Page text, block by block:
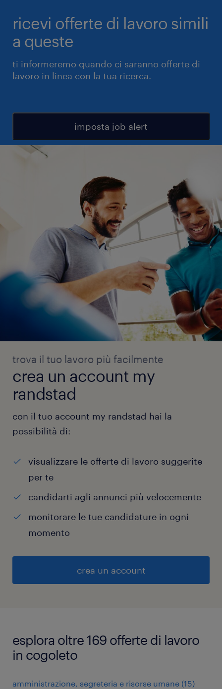
ricevi offerte di lavoro simili
a queste
ti informeremo quando ci saranno offerte di
lavoro in linea con la tua ricerca.
imposta job alert
trova il tuo lavoro più facilmente
crea un account my
randstad
con il tuo account my randstad hai la
possibilità di:
visualizzare le offerte di lavoro suggerite
per te
candidarti agli annunci più velocemente
monitorare le tue candidature in ogni
momento
crea un account
esplora oltre 169 offerte di lavoro
in cogoleto
amministrazione, segreteria e risorse umane (15)